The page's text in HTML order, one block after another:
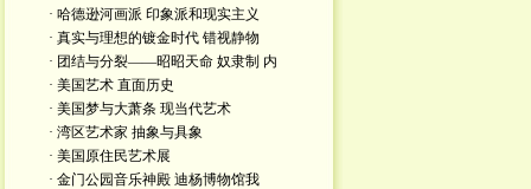
· 哈德逊河画派 印象派和现实主义
· 真实与理想的镀金时代 错视静物
· 团结与分裂——昭昭天命 奴隶制 内
· 美国艺术 直面历史
· 美国梦与大萧条 现当代艺术
· 湾区艺术家 抽象与具象
· 美国原住民艺术展
· 金门公园音乐神殿 迪杨博物馆我